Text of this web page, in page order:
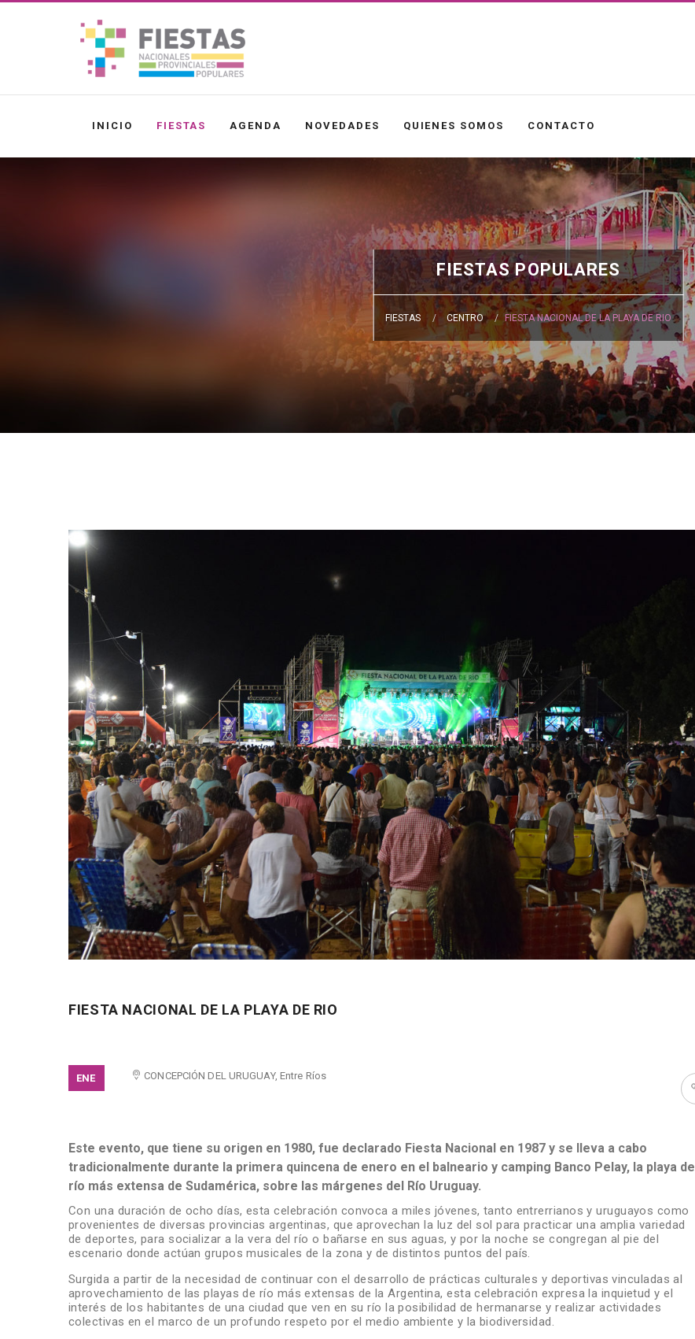
INICIO FIESTAS AGENDA NOVEDADES QUIENES SOMOS CONTACTO
FIESTAS POPULARES
FIESTAS CENTRO FIESTA NACIONAL DE LA PLAYA DE RIO
FIESTA NACIONAL DE LA PLAYA DE RIO
ENE CONCEPCIÓN DEL URUGUAY, Entre Ríos
Este evento, que tiene su origen en 1980, fue declarado Fiesta Nacional en 1987 y se lleva a cabo
tradicionalmente durante la primera quincena de enero en el balneario y camping Banco Pelay, la playa de
río más extensa de Sudamérica, sobre las márgenes del Río Uruguay.
Con una duración de ocho días, esta celebración convoca a miles jóvenes, tanto entrerrianos y uruguayos como
provenientes de diversas provincias argentinas, que aprovechan la luz del sol para practicar una amplia variedad
de deportes, para socializar a la vera del río o bañarse en sus aguas, y por la noche se congregan al pie del
escenario donde actúan grupos musicales de la zona y de distintos puntos del país.
Surgida a partir de la necesidad de continuar con el desarrollo de prácticas culturales y deportivas vinculadas al
aprovechamiento de las playas de río más extensas de la Argentina, esta celebración expresa la inquietud y el
interés de los habitantes de una ciudad que ven en su río la posibilidad de hermanarse y realizar actividades
colectivas en el marco de un profundo respeto por el medio ambiente y la biodiversidad.